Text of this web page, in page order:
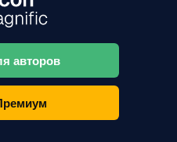
авторов